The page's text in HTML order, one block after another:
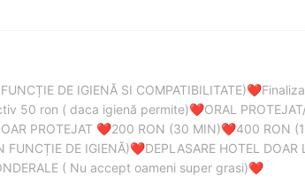
DE IGIENĂ SI COMPATIBILITATE)❤️
50 ron ( daca igienă permite)❤️ORAL
PROTEJAT ❤️200 RON (30 MIN)❤️400 RON
FUNCȚIE DE IGIENĂ)❤️DEPLASARE HOTEL
( Nu accept oameni super grasi)❤️